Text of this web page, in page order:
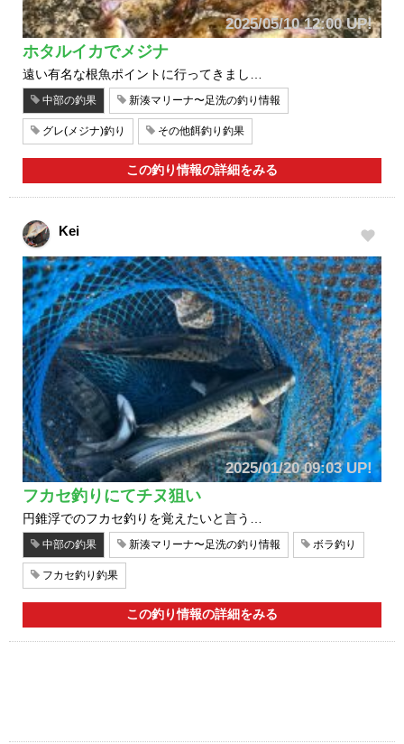
2025/05/10 12:00 UP!
ホタルイカでメジナ
遠い有名な根魚ポイントに行ってきまし…
中部の釣果 新湊マリーナ〜足洗の釣り情報
グレ(メジナ)釣り その他餌釣り釣果
この釣り情報の詳細をみる
Kei
2025/01/20 09:03 UP!
フカセ釣りにてチヌ狙い
円錐浮でのフカセ釣りを覚えたいと言う…
中部の釣果 新湊マリーナ〜足洗の釣り情報 ボラ釣り
フカセ釣り釣果
この釣り情報の詳細をみる